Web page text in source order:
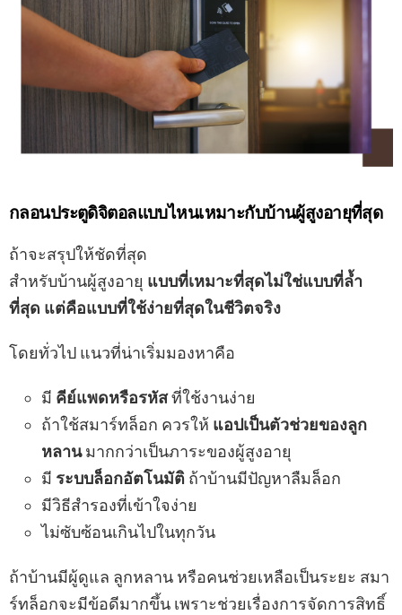
กลอนประตูดิจิตอลแบบไหนเหมาะกับบ้านผู้สูงอายุที่สุด
ถ้าจะสรุปให้ชัดที่สุด
สำหรับบ้านผู้สูงอายุ แบบที่เหมาะที่สุดไม่ใช่แบบที่ล้ำ
ที่สุด แต่คือแบบที่ใช้ง่ายที่สุดในชีวิตจริง
โดยทั่วไป แนวที่น่าเริ่มมองหาคือ
มี คีย์แพดหรือรหัสที่ใช้งานง่าย
ถ้าใช้สมาร์ทล็อก ควรให้ แอปเป็นตัวช่วยของลูก
หลานมากกว่าเป็นภาระของผู้สูงอายุ
มี ระบบล็อกอัตโนมัติ ถ้าบ้านมีปัญหาลืมล็อก
มีวิธีสำรองที่เข้าใจง่าย
ไม่ซับซ้อนเกินไปในทุกวัน
ถ้าบ้านมีผู้ดูแล ลูกหลาน หรือคนช่วยเหลือเป็นระยะ สมา
ร์ทล็อกจะมีข้อดีมากขึ้น เพราะช่วยเรื่องการจัดการสิทธิ์